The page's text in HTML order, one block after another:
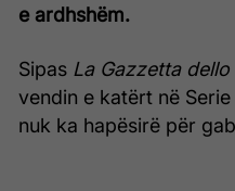
e ardhshëm.
Sipas La Gazzetta
vendin e katërt në
nuk ka hapësirë për